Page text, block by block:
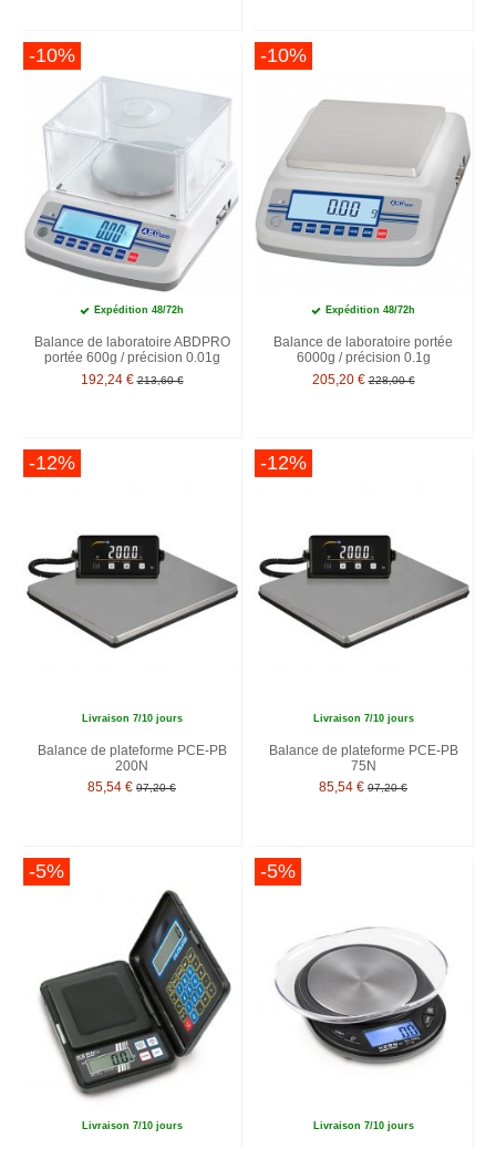
-10%
Expédition 48/72h
Balance de laboratoire ABDPRO
portée 600g / précision 0.01g
192,24 € 213,60 €
-10%
Expédition 48/72h
Balance de laboratoire portée
6000g / précision 0.1g
205,20 € 228,00 €
-12%
Livraison 7/10 jours
Balance de plateforme PCE-PB
200N
85,54 € 97,20 €
-12%
Livraison 7/10 jours
Balance de plateforme PCE-PB
75N
85,54 € 97,20 €
-5%
Livraison 7/10 jours
-5%
Livraison 7/10 jours